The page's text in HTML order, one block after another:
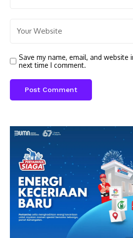
Save my name, email, and
next time I comment.